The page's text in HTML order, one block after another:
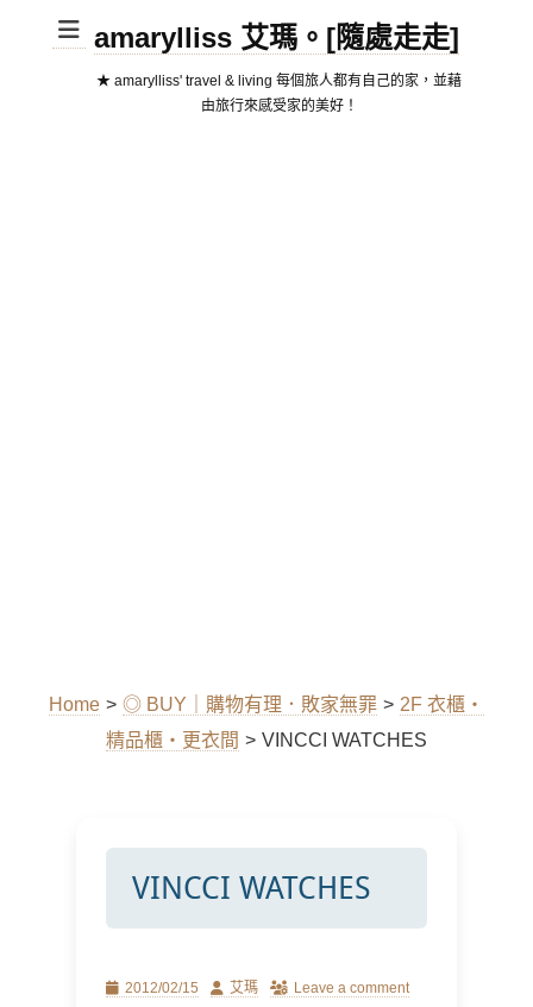
amarylliss 艾瑪。[隨處走走]
★ amarylliss' travel & living 每個旅人都有自己的家，並藉
由旅行來感受家的美好！
Home > ◎ BUY｜購物有理．敗家無罪 > 2F 衣櫃‧
精品櫃‧更衣間 > VINCCI WATCHES
VINCCI WATCHES
Posted2012/02/15 Author
艾瑪 Leave a comment